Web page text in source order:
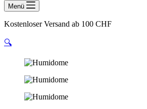
Menü
Kostenloser Versand ab 100 CHF
🔍